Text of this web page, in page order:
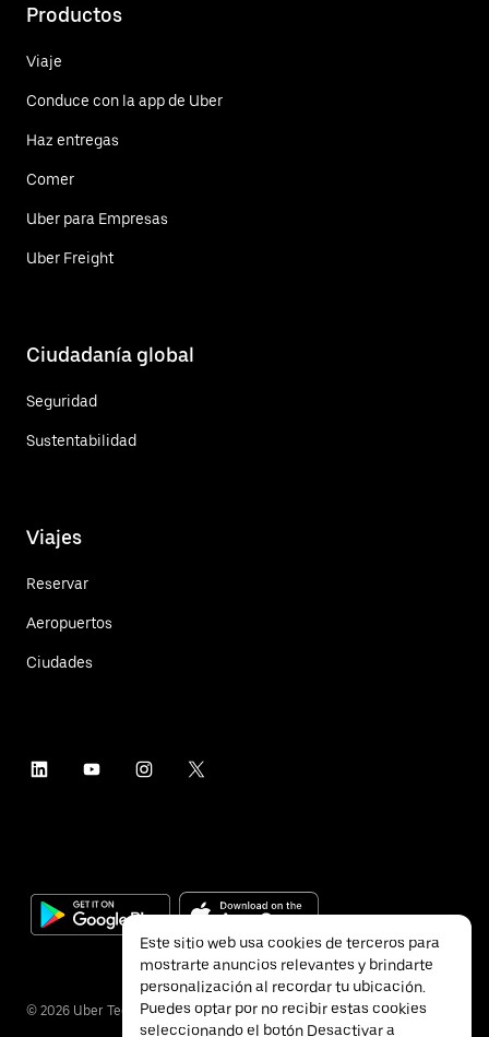
Productos
Viaje
Conduce con la app de Uber
Haz entregas
Comer
Uber para Empresas
Uber Freight
Ciudadanía global
Seguridad
Sustentabilidad
Viajes
Reservar
Aeropuertos
Ciudades
© 2026 Uber Technologies Inc.
Este sitio web usa cookies de terceros para
mostrarte anuncios relevantes y brindarte
personalización al recordar tu ubicación.
Puedes optar por no recibir estas cookies
seleccionando el botón Desactivar a